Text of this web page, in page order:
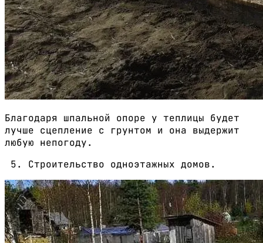
Благодаря шпальной опоре у теплицы будет
лучше сцепление с грунтом и она выдержит
любую непогоду.
Строительство одноэтажных домов.